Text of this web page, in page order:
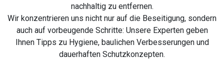
nachhaltig zu entfernen.
Wir konzentrieren uns nicht nur auf die Beseitigung, sondern
auch auf vorbeugende Schritte: Unsere Experten geben
Ihnen Tipps zu Hygiene, baulichen Verbesserungen und
dauerhaften Schutzkonzepten.